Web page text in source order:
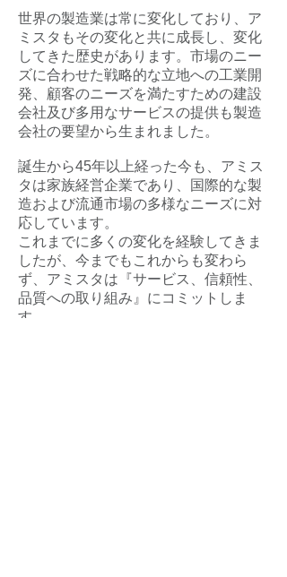
世界の製造業は常に変化しており、ア
ミスタもその変化と共に成長し、変化
してきた歴史があります。市場のニー
ズに合わせた戦略的な立地への工業開
発、顧客のニーズを満たすための建設
会社及び多用なサービスの提供も製造
会社の要望から生まれました。
誕生から45年以上経った今も、アミス
タは家族経営企業であり、国際的な製
造および流通市場の多様なニーズに対
応しています。
これまでに多くの変化を経験してきま
したが、今までもこれからも変わら
ず、アミスタは『サービス、信頼性、
品質への取り組み』にコミットしま
す。